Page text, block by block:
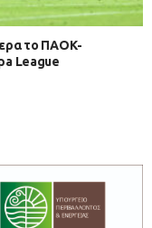
το ΠΑΟΚ-
League